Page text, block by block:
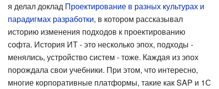
я делал доклад Проектирование в разных культурах и
парадигмах разработки, в котором рассказывал
историю изменения подходов к проектированию
софта. История ИТ - это несколько эпох, подходы -
менялись, устройство систем - тоже. Каждая из эпох
порождала свои учебники. При этом, что интересно,
многие корпоративные платформы, такие как SAP и 1С